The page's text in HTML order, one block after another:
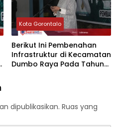
Kota Gorontalo
Berikut Ini Pembenahan
Infrastruktur di Kecamatan
Dumbo Raya Pada Tahun
dipublikasikan. Ruas yang